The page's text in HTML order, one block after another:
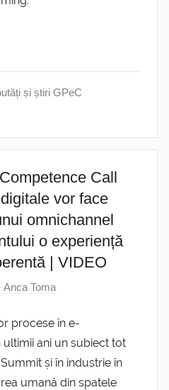
și știri GPeC
Call
vor face
omnichannel
o experiență
| VIDEO
Anca Toma
procese în e-
ani un subiect tot
și în industrie în
umană din spatele